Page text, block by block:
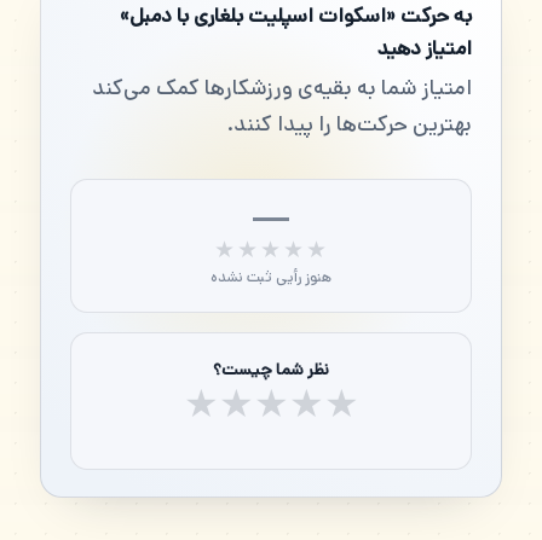
به حرکت «اسکوات اسپلیت بلغاری با دمبل»
امتیاز دهید
امتیاز شما به بقیه‌ی ورزشکارها کمک می‌کند
بهترین حرکت‌ها را پیدا کنند.
—
★★★★★
هنوز رأیی ثبت نشده
نظر شما چیست؟
★★★★★